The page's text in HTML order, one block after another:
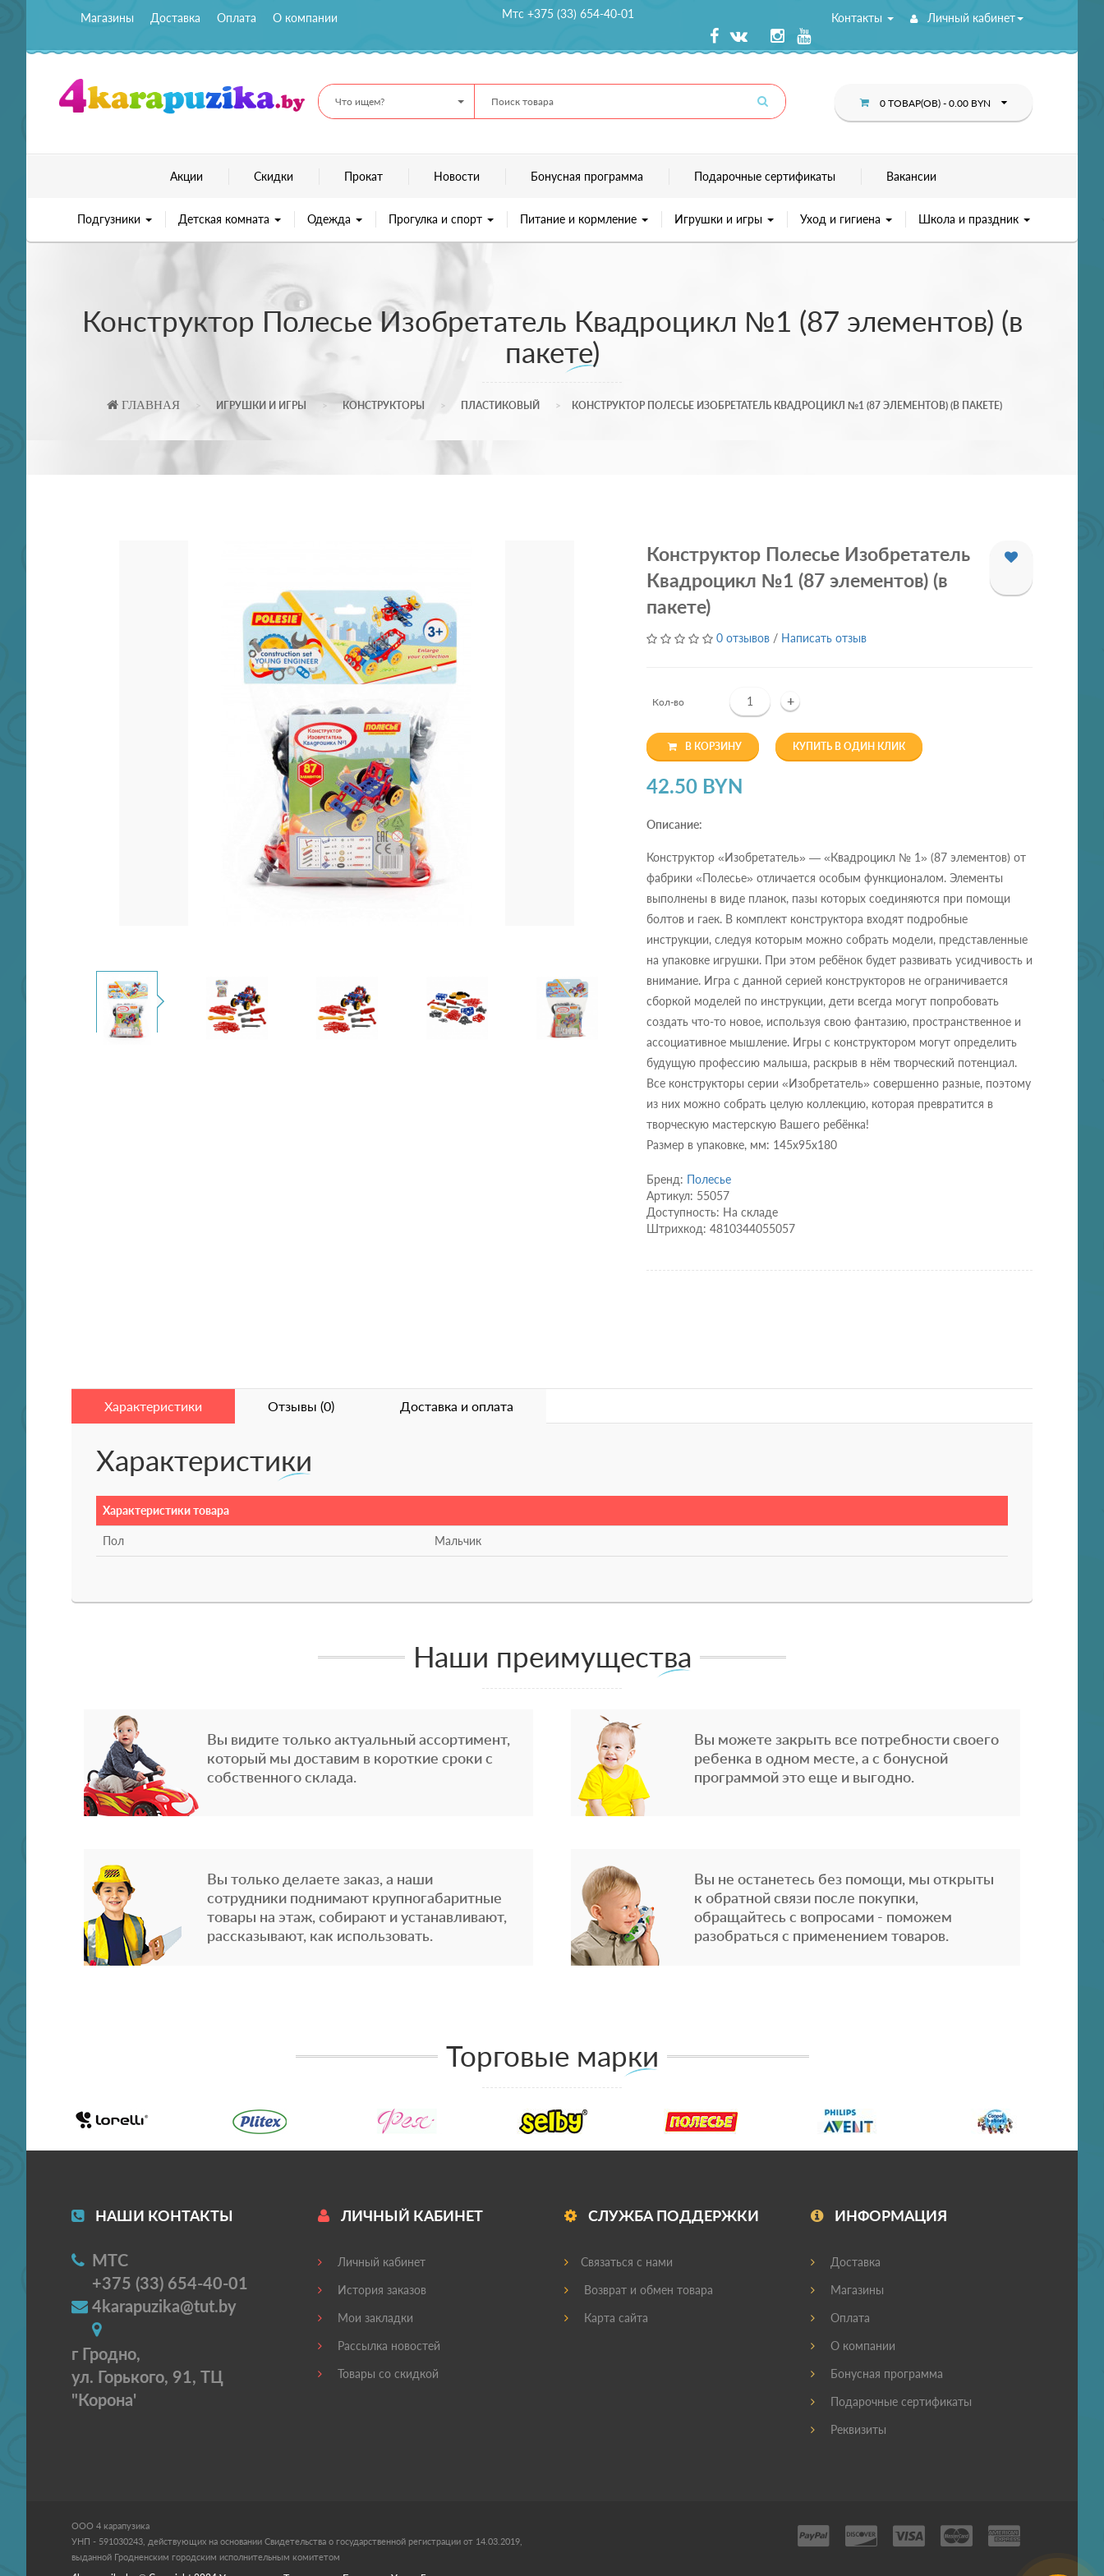
Магазины Доставка Оплата О компании Мтс +375 (33) 654-40-01 Контакты Личный кабинет
Что ищем? 0 ТОВАР(ОВ) - 0.00 BYN
Акции Скидки Прокат Новости Бонусная программа Подарочные сертификаты Вакансии
Подгузники Детская комната Одежда Прогулка и спорт Питание и кормление Игрушки и игры Уход и гигиена Школа и праздник
Конструктор Полесье Изобретатель Квадроцикл №1 (87 элементов) (в
пакете)
ГЛАВНАЯ ИГРУШКИ И ИГРЫ КОНСТРУКТОРЫ ПЛАСТИКОВЫЙ КОНСТРУКТОР ПОЛЕСЬЕ ИЗОБРЕТАТЕЛЬ КВАДРОЦИКЛ №1 (87 ЭЛЕМЕНТОВ) (В ПАКЕТЕ)
Конструктор Полесье Изобретатель
Квадроцикл №1 (87 элементов) (в
пакете)
0 отзывов / Написать отзыв
Кол-во +
В КОРЗИНУ КУПИТЬ В ОДИН КЛИК
42.50 BYN
Описание:
Конструктор «Изобретатель» — «Квадроцикл № 1» (87 элементов) от
фабрики «Полесье» отличается особым функционалом. Элементы
выполнены в виде планок, пазы которых соединяются при помощи
болтов и гаек. В комплект конструктора входят подробные
инструкции, следуя которым можно собрать модели, представленные
на упаковке игрушки. При этом ребёнок будет развивать усидчивость и
внимание. Игра с данной серией конструкторов не ограничивается
сборкой моделей по инструкции, дети всегда могут попробовать
создать что-то новое, используя свою фантазию, пространственное и
ассоциативное мышление. Игры с конструктором могут определить
будущую профессию малыша, раскрыв в нём творческий потенциал.
Все конструкторы серии «Изобретатель» совершенно разные, поэтому
из них можно собрать целую коллекцию, которая превратится в
творческую мастерскую Вашего ребёнка!
Размер в упаковке, мм: 145х95х180
Бренд: Полесье
Артикул: 55057
Доступность: На складе
Штрихкод: 4810344055057
Характеристики Отзывы (0) Доставка и оплата
Характеристики
Характеристики товара
Пол Мальчик
Наши преимущества
Вы видите только актуальный ассортимент,
который мы доставим в короткие сроки с
собственного склада.
Вы можете закрыть все потребности своего
ребенка в одном месте, а с бонусной
программой это еще и выгодно.
Вы только делаете заказ, а наши
сотрудники поднимают крупногабаритные
товары на этаж, собирают и устанавливают,
рассказывают, как использовать.
Вы не останетесь без помощи, мы открыты
к обратной связи после покупки,
обращайтесь с вопросами - поможем
разобраться с применением товаров.
Торговые марки
НАШИ КОНТАКТЫ
МТС
+375 (33) 654-40-01
4karapuzika@tut.by
г Гродно,
ул. Горького, 91, ТЦ
"Корона'
ЛИЧНЫЙ КАБИНЕТ
Личный кабинет
История заказов
Мои закладки
Рассылка новостей
Товары со скидкой
СЛУЖБА ПОДДЕРЖКИ
Связаться с нами
Возврат и обмен товара
Карта сайта
ИНФОРМАЦИЯ
Доставка
Магазины
Оплата
О компании
Бонусная программа
Подарочные сертификаты
Реквизиты
ООО 4 карапузика
УНП - 591030243, действующих на основании Свидетельства о государственной регистрации от 14.03.2019,
выданной Гродненским городским исполнительным комитетом